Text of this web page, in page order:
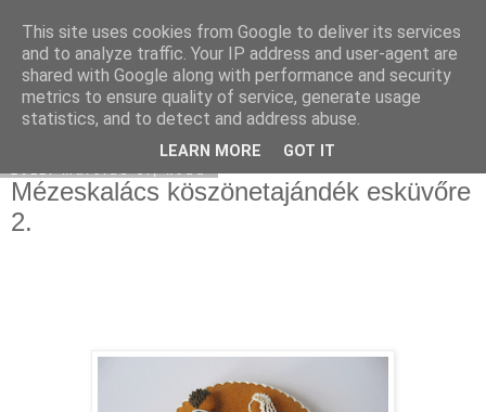
Moha Konyha
Mézeskalács köszönetajándék esküvőre
2.
This site uses cookies from Google to deliver its services
and to analyze traffic. Your IP address and user-agent are
shared with Google along with performance and security
metrics to ensure quality of service, generate usage
statistics, and to detect and address abuse.
LEARN MORE GOT IT